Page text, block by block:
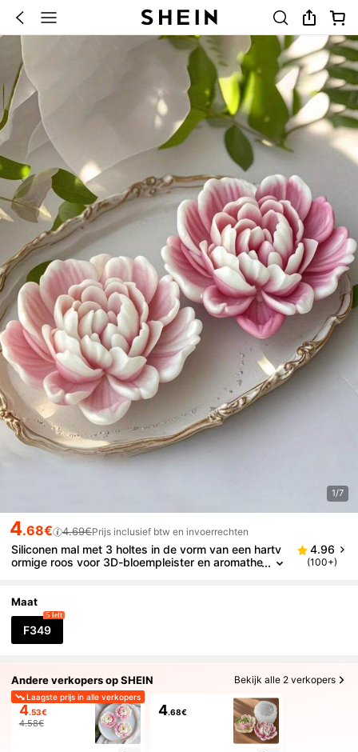
1/7
4.68€ 4.69€Prijs inclusief btw en invoerrechten
Siliconen mal met 3 holtes in de vorm van een hartv
ormige roos voor 3D-bloempleister en aromathe
ie-ornamenten, aan de lucht laten drogen of bakken
tot 175 °C
4.96
(100+)
Maat
F349
5 left
Andere verkopers op SHEIN Bekijk alle 2 verkopers
Laagste prijs in alle verkopers
4.53€
4.58€
4.68€